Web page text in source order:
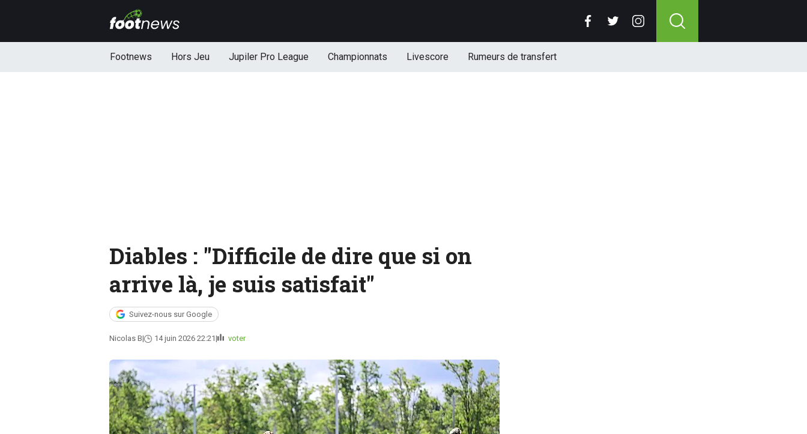
Footnews Hors Jeu Jupiler Pro League Championnats Livescore Rumeurs de transfert
Diables : "Difficile de dire que si on
arrive là, je suis satisfait"
Suivez-nous sur Google
Nicolas B 14 juin 2026 22:21 voter